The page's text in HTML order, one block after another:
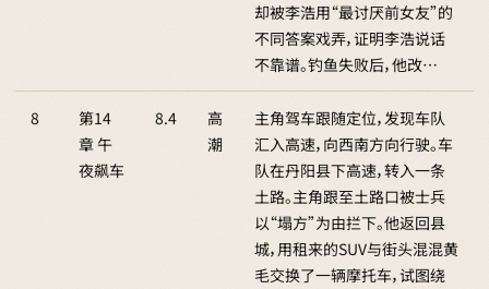
却被李浩用“最讨厌前女友”的
不同答案戏弄，证明李浩说话
不靠谱。钓鱼失败后，他改…
8
第14
章 午
夜飙车
8.4
高
潮
主角驾车跟随定位，发现车队
汇入高速，向西南方向行驶。车
队在丹阳县下高速，转入一条
土路。主角跟至土路口被士兵
以“塌方”为由拦下。他返回县
城，用租来的SUV与街头混混黄
毛交换了一辆摩托车，试图绕